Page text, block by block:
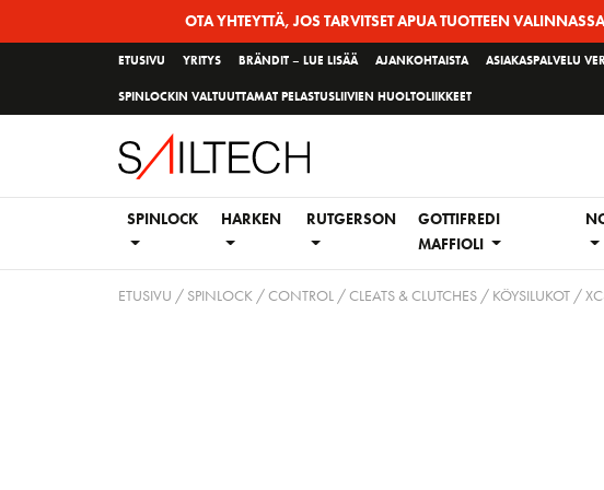
OTA YHTEYTTÄ, JOS TARVITSET APUA TUOTTEEN
ETUSIVU YRITYS BRÄNDIT – LUE LISÄÄ AJANKOHTAISTA ASIAKASPALVELU
SPINLOCKIN VALTUUTTAMAT PELASTUSLIIVIEN HUOLTOLIIKKEET
SPINLOCK HARKEN RUTGERSON
GOTTIFREDI
MAFFIOLI
ETUSIVU / SPINLOCK/CONTROL/CLEATS & CLUTCHES / KÖYSILUKOT/